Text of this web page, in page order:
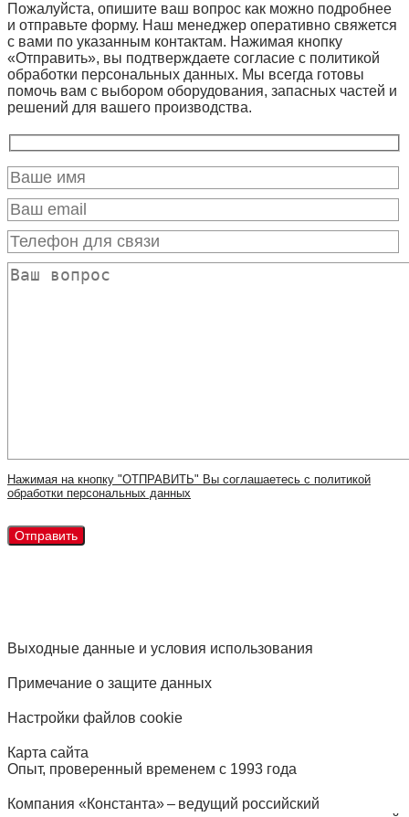
Пожалуйста, опишите ваш вопрос как можно подробнее
и отправьте форму. Наш менеджер оперативно свяжется
с вами по указанным контактам. Нажимая кнопку
«Отправить», вы подтверждаете согласие с политикой
обработки персональных данных. Мы всегда готовы
помочь вам с выбором оборудования, запасных частей и
решений для вашего производства.
Нажимая на кнопку "ОТПРАВИТЬ" Вы соглашаетесь с политикой
обработки персональных данных
Выходные данные и условия использования
Примечание о защите данных
Настройки файлов cookie
Карта сайта
Опыт, проверенный временем с 1993 года
Компания «Константа» – ведущий российский